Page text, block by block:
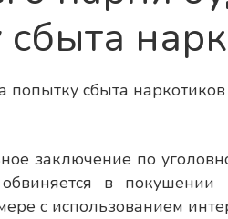
заключение по
в
с использованием